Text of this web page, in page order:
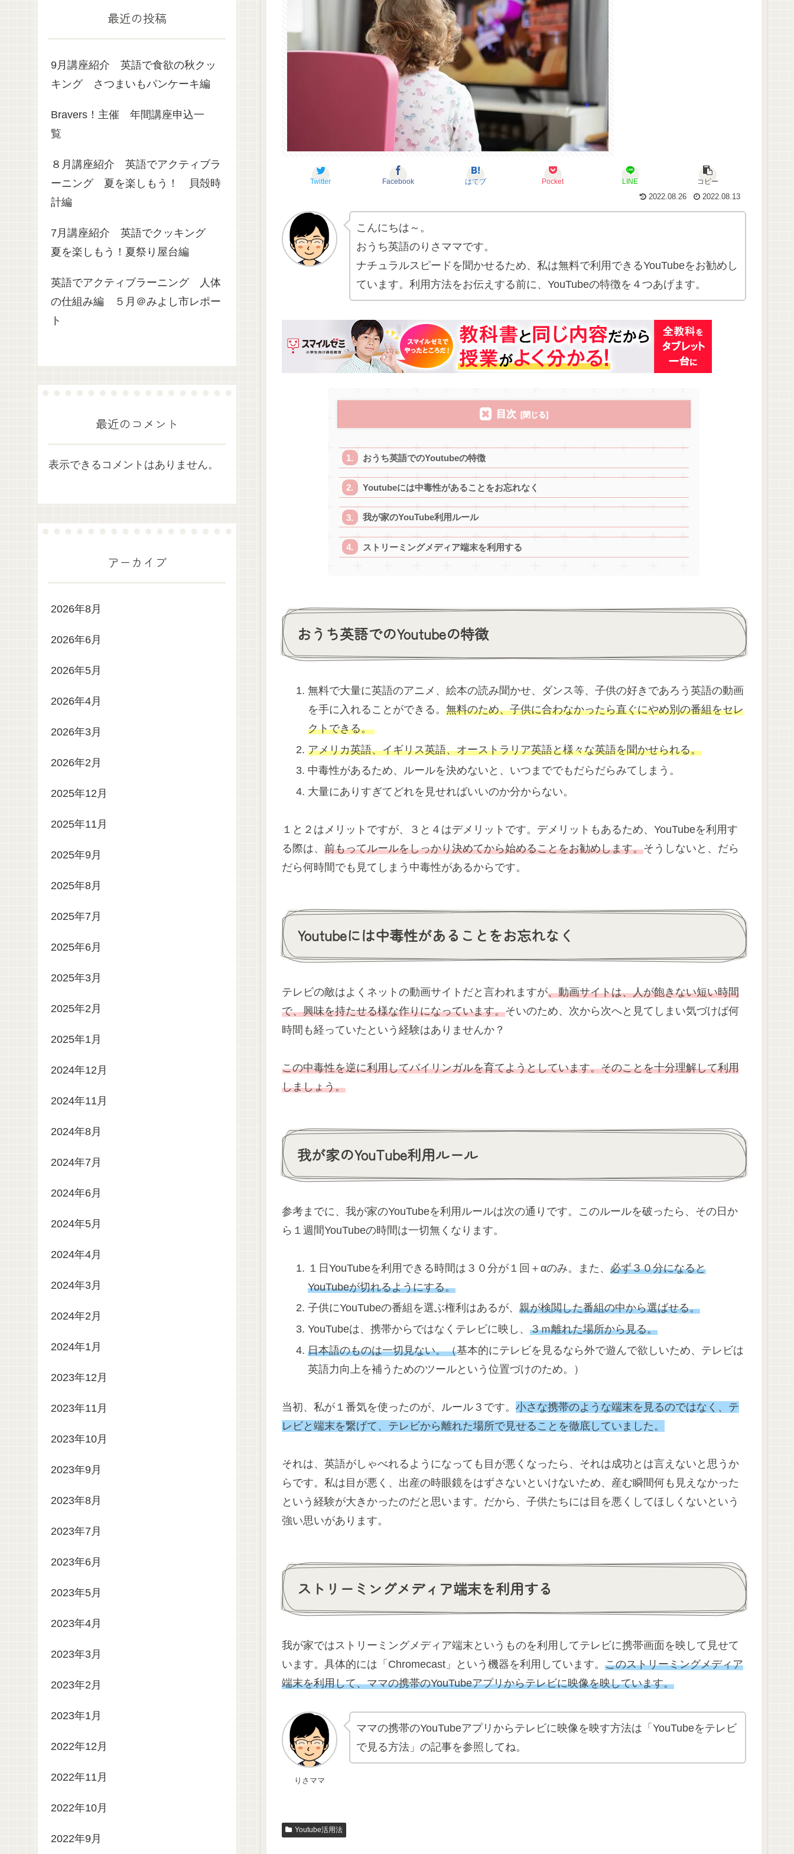
Twitter Facebook はてブ Pocket LINE
コピー
2022.08.26
2022.08.13
こんにちは～。
おうち英語のりさママです。
ナチュラルスピードを聞かせるため、私は無料で利用できるYouTubeをお勧めし
ています。利用方法をお伝えする前に、YouTubeの特徴を４つあげます。
目次
おうち英語でのYoutubeの特徴
Youtubeには中毒性があることをお忘れなく
我が家のYouTube利用ルール
ストリーミングメディア端末を利用する
おうち英語でのYoutubeの特徴
無料で大量に英語のアニメ、絵本の読み聞かせ、ダンス等、子供の好きであろう英語の動画
を手に入れることができる。 無料のため、子供に合わなかったら直ぐにやめ別の番組をセレ
クトできる。
アメリカ英語、イギリス英語、オーストラリア英語と様々な英語を聞かせられる。
中毒性があるため、ルールを決めないと、いつまででもだらだらみてしまう。
大量にありすぎてどれを見せればいいのか分からない。
１と２はメリットですが、３と４はデメリットです。デメリットもあるため、YouTubeを利用す
る際は、 前もってルールをしっかり決めてから始めることをお勧めします。そうしないと、だら
だら何時間でも見てしまう中毒性があるからです。
Youtubeには中毒性があることをお忘れなく
テレビの敵はよくネットの動画サイトだと言われますが、動画サイトは、人が飽きない短い時間
で、興味を持たせる様な作りになっています。そいのため、次から次へと見てしまい気づけば何
時間も経っていたという経験はありませんか？
この中毒性を逆に利用してバイリンガルを育てようとしています。そのことを十分理解して利用
しましょう。
我が家のYouTube利用ルール
参考までに、我が家のYouTubeを利用ルールは次の通りです。このルールを破ったら、その日か
ら１週間YouTubeの時間は一切無くなります。
１日YouTubeを利用できる時間は３０分が１回＋αのみ。また、 必ず３０分になると
YouTubeが切れるようにする。
子供にYouTubeの番組を選ぶ権利はあるが、 親が検閲した番組の中から選ばせる。
YouTubeは、携帯からではなくテレビに映し、 ３ｍ離れた場所から見る。
日本語のものは一切見ない。（基本的にテレビを見るなら外で遊んで欲しいため、テレビは
英語力向上を補うためのツールという位置づけのため。）
当初、私が１番気を使ったのが、ルール３です。 小さな携帯のような端末を見るのではなく、テ
レビと端末を繋げて、テレビから離れた場所で見せることを徹底していました。
それは、英語がしゃべれるようになっても目が悪くなったら、それは成功とは言えないと思うか
らです。私は目が悪く、出産の時眼鏡をはずさないといけないため、産む瞬間何も見えなかった
という経験が大きかったのだと思います。だから、子供たちには目を悪くしてほしくないという
強い思いがあります。
ストリーミングメディア端末を利用する
我が家ではストリーミングメディア端末というものを利用してテレビに携帯画面を映して見せて
います。具体的には「Chromecast」という機器を利用しています。 このストリーミングメディア
端末を利用して、ママの携帯のYouTubeアプリからテレビに映像を映しています。
りさママ
ママの携帯のYouTubeアプリからテレビに映像を映す方法は「YouTubeをテレビ
で見る方法」の記事を参照してね。
Youtube活用法
最近の投稿
9月講座紹介 英語で食欲の秋クッ
キング さつまいもパンケーキ編
Bravers！主催 年間講座申込一
覧
８月講座紹介 英語でアクティブラ
ーニング 夏を楽しもう！ 貝殻時
計編
7月講座紹介 英語でクッキング
夏を楽しもう！夏祭り屋台編
英語でアクティブラーニング 人体
の仕組み編 ５月＠みよし市レポー
ト
最近のコメント
表示できるコメントはありません。
アーカイブ
2026年8月
2026年6月
2026年5月
2026年4月
2026年3月
2026年2月
2025年12月
2025年11月
2025年9月
2025年8月
2025年7月
2025年6月
2025年3月
2025年2月
2025年1月
2024年12月
2024年11月
2024年8月
2024年7月
2024年6月
2024年5月
2024年4月
2024年3月
2024年2月
2024年1月
2023年12月
2023年11月
2023年10月
2023年9月
2023年8月
2023年7月
2023年6月
2023年5月
2023年4月
2023年3月
2023年2月
2023年1月
2022年12月
2022年11月
2022年10月
2022年9月